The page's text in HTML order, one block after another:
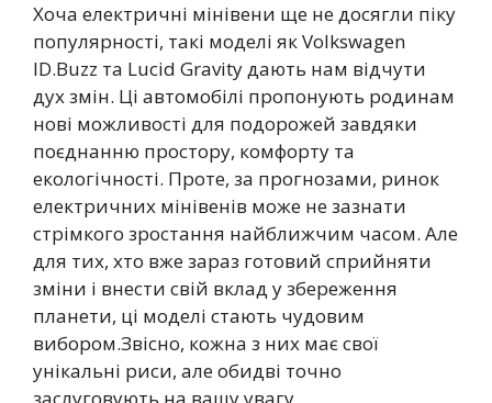
Хоча електричні мінівени ще не досягли піку
популярності, такі моделі як Volkswagen
ID.Buzz та Lucid Gravity дають нам відчути
дух змін. Ці автомобілі пропонують родинам
нові можливості для подорожей завдяки
поєднанню простору, комфорту та
екологічності. Проте, за прогнозами, ринок
електричних мінівенів може не зазнати
стрімкого зростання найближчим часом. Але
для тих, хто вже зараз готовий сприйняти
зміни і внести свій вклад у збереження
планети, ці моделі стають чудовим
вибором.Звісно, кожна з них має свої
унікальні риси, але обидві точно